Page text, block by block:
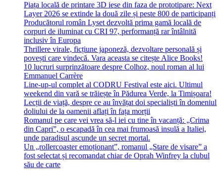
Piața locală de printare 3D iese din faza de prototipare: Next
Layer 2026 se extinde la două zile și peste 800 de participanți
Producătorul român Lyset dezvoltă prima gamă locală de
corpuri de iluminat cu CRI 97, performanță rar întâlnită
inclusiv în Europa
Thrillere virale, ficțiune japoneză, dezvoltare personală și
povești care vindecă. Vara aceasta se citește Alice Books!
10 lucruri surprinzătoare despre Colhoz, noul roman al lui
Emmanuel Carrère
Line-up-ul complet al CODRU Festival este aici. Ultimul
weekend din vară se trăiește în Pădurea Verde, la Timișoara!
Lecții de viață, despre ce au învățat doi specialiști în domeniul
doliului de la oamenii aflați în fața morții
Romanul pe care vei vrea să-l iei cu tine în vacanță: „Crima
din Capri”, o escapadă în cea mai frumoasă insulă a Italiei,
unde paradisul ascunde un secret mortal.
Un „rollercoaster emoționant”, romanul „Stare de visare” a
fost selectat și recomandat chiar de Oprah Winfrey la clubul
său de carte